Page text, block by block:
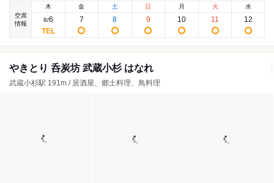
空席
情報
木
8/6
金
7
土
8
日
9
月
10
火
11
水
12
やきとり 呑炭坊 武蔵小杉 はなれ
武蔵小杉駅 191m / 居酒屋、郷土料理、鳥料理